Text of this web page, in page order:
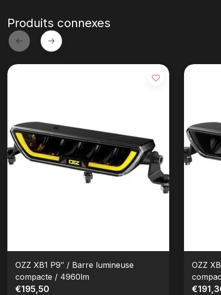
Produits connexes
OZZ XB1 P9″ / Barre lumineuse
compacte / 4960lm
€195,50
OZZ